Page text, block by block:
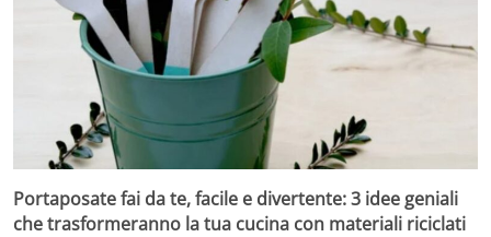
Portaposate fai da te, facile e divertente: 3 idee geniali
che trasformeranno la tua cucina con materiali riciclati